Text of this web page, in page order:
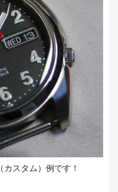
スタム）例です！